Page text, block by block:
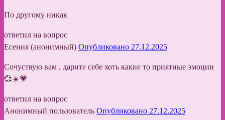
По другому никак
ответил на вопрос
Есения (анонимный) Опубликовано 27.12.2025
Сочуствую вам , дарите себе хоть какие то приятные эмоции
💞☀️💗
ответил на вопрос
Анонимный пользователь Опубликовано 27.12.2025